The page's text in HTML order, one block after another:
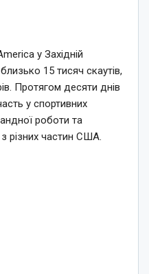
у Західній
15 тисяч скаутів,
Протягом десяти днів
у спортивних
роботи та
різних частин США.